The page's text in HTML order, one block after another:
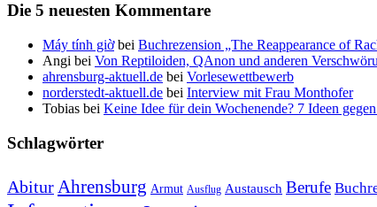
Die 5 neuesten Kommentare
Máy tính giờbei Buchrezension „The Reappearance of
Angi bei Von Reptiloiden, QAnon und anderen
ahrensburg-aktuell.de bei Vorlesewettbewerb
norderstedt-aktuell.de bei Interview mit Frau Monthofer
Tobias bei Keine Idee für dein Wochenende? 7 Ideen
Schlagwörter
Abitur Ahrensburg Armut Ausflug Austausch Berufe